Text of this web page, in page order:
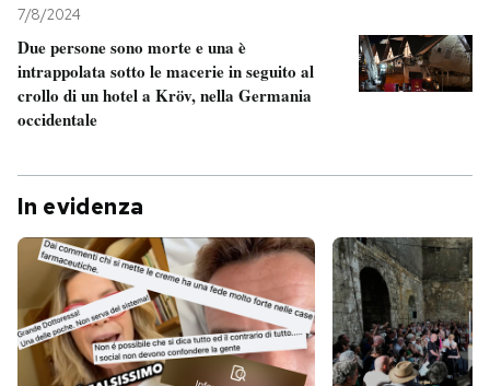
Mondo
Politica
Tecnologia
Internet
Economia
Sport
Consumismi
Storie/Idee
Ok Boomer!
Mondiali calcio 2026
PODCAST
7/8/2024
Due persone sono morte e una è
intrappolata sotto le macerie in seguito al
crollo di un hotel a Kröv, nella Germania
occidentale
In evidenza